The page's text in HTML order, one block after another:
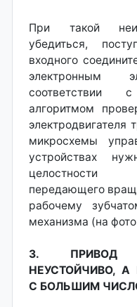
При такой
убедиться,
входного
электронным
алгоритмом
электродвигателя
микросхемы
устройствах
целостности
передающего
рабочему
механизма (на
3. ПРИВОД
НЕУСТОЙЧИВО,
С БОЛЬШИМ